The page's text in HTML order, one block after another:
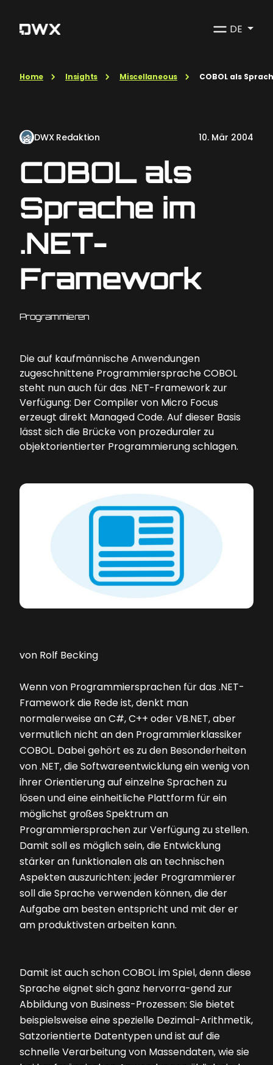
DE
Home Insights Miscellaneous COBOL als
DWX Redaktion 10. Mär 2004
COBOL als
Sprache im
.NET-
Framework
Programmieren
Die auf kaufmännische Anwendungen
zugeschnittene Programmiersprache COBOL
steht nun auch für das .NET-Framework zur
Verfügung: Der Compiler von Micro Focus
erzeugt direkt Managed Code. Auf dieser Basis
lässt sich die Brücke von prozeduraler zu
objektorientierter Programmierung schlagen.
von Rolf Becking
Wenn von Programmiersprachen für das .NET-
Framework die Rede ist, denkt man
normalerweise an C#, C++ oder VB.NET, aber
vermutlich nicht an den Programmierklassiker
COBOL. Dabei gehört es zu den Besonderheiten
von .NET, die Softwareentwicklung ein wenig von
ihrer Orientierung auf einzelne Sprachen zu
lösen und eine einheitliche Plattform für ein
möglichst großes Spektrum an
Programmiersprachen zur Verfügung zu stellen.
Damit soll es möglich sein, die Entwicklung
stärker an funktionalen als an technischen
Aspekten auszurichten: jeder Programmierer
soll die Sprache verwenden können, die der
Aufgabe am besten entspricht und mit der er
am produktivsten arbeiten kann.
Damit ist auch schon COBOL im Spiel, denn diese
Sprache eignet sich ganz hervorra-gend zur
Abbildung von Business-Prozessen: Sie bietet
beispielsweise eine spezielle Dezimal-Arithmetik,
Satzorientierte Datentypen und ist auf die
schnelle Verarbeitung von Massendaten, wie sie